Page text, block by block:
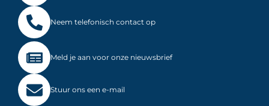
Neem telefonisch contact op
Meld je aan voor onze nieuwsbrief
Stuur ons een e-mail